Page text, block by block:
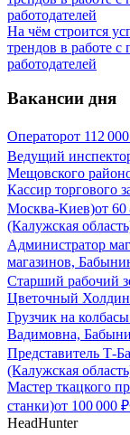
На чём строится
трендов в работе
работодателей
Вакансии дня
Операторот 112 000
Ведущий
Мещовского
Кассир торгового
Москва-Киев)от 60
(Калужская
Администратор
магазинов,
Старший рабочий
Цветочный
Грузчик на
Вадимовна,
Представитель Т-
(Калужская
Мастер ткацкого
станки)от 100 000 ₽
HeadHunter